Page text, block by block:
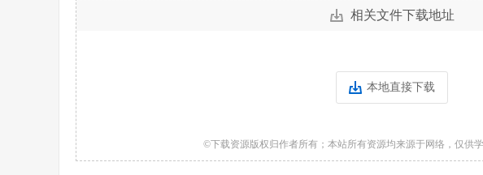
相关文件下载地址
本地直接下载
©下载资源版权归作者所有；本站所有资源均来源于网络，仅供